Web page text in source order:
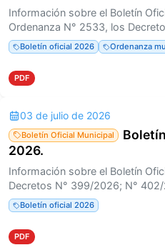
Información sobre el Boletín
Ordenanza N° 2533, los
Boletín oficial 2026 Ordenanza
PDF
03 de julio de 2026
Boletín Oficial Municipal
2026.
Información sobre el Boletín
Decretos N° 399/2026; N°
Boletín oficial 2026
PDF